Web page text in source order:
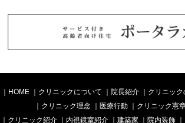
HOME クリニックについて 院長紹介 クリニック
クリニック理念｜ 医療行動｜ クリニック憲
クリニック紹介｜ 内視鏡室紹介｜ 建築家 院内装飾